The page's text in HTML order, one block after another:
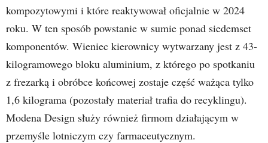
kompozytowymi i które reaktywował oficjalnie w 2024
roku. W ten sposób powstanie w sumie ponad siedemset
komponentów. Wieniec kierownicy wytwarzany jest z 43-
kilogramowego bloku aluminium, z którego po spotkaniu
z frezarką i obróbce końcowej zostaje część ważąca tylko
1,6 kilograma (pozostały materiał trafia do recyklingu).
Modena Design służy również firmom działającym w
przemyśle lotniczym czy farmaceutycznym.